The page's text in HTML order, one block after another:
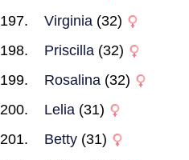
Virginia (32)
Priscilla (32)
Rosalina (32)
Lelia (31)
Betty (31)